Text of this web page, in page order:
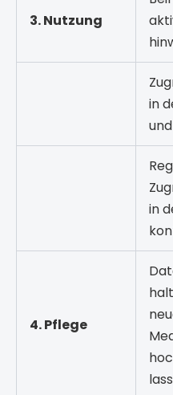
3. Nutzung
in
in
4. Pflege